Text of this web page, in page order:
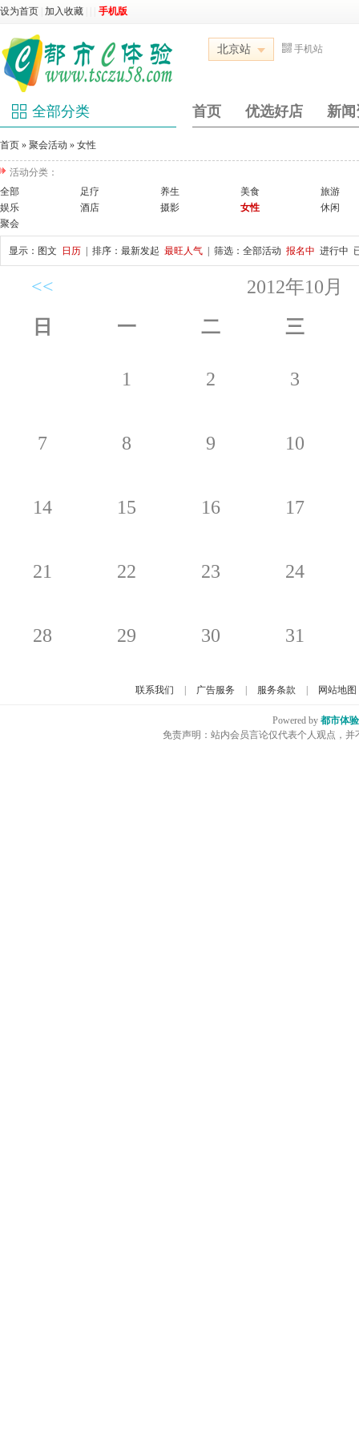
设为首页 加入收藏 手机版
北京站 手机站
全部分类 首页 优选好店 新闻
首页 » 聚会活动 » 女性
活动分类：
全部
足疗 养生 美食
旅游
娱乐
酒店 摄影 女性
休闲
聚会
显示： 图文 日历 | 排序： 最新发起 最旺人气 | 筛选： 全部活动 报名中 进行中
<<
2012年10月
日
一 二 三
1 2 3
7 8 9 10
14 15 16 17
21 22 23 24
28 29 30 31
联系我们 广告服务 服务条款 网站地图
Powered by 都市体
免责声明：站内会员言论仅代表个人观点，